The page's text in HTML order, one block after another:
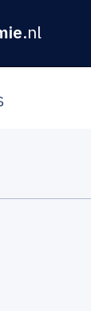
.nl